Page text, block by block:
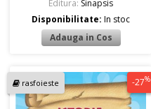
Editura: Sinapsis
Disponibilitate:In stoc
rasfoieste -27%